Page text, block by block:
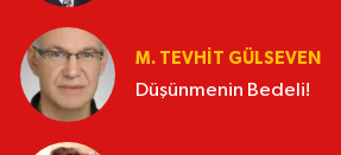
M. TEVHIT GÜLSEVEN
Düşünmenin Bedeli!